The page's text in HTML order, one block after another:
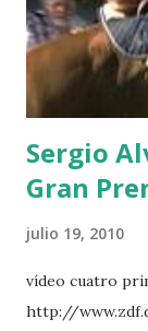
TOPINAMBOUR
INTERTOY Z -
DI CAMPALTO
del Gran
Sergio
Gran
julio 19, 2010
vídeo cuatro
http://